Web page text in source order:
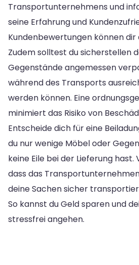
Transportunternehmens und
seine Erfahrung und
Kundenbewertungen können dir
Zudem solltest du sicherstellen
Gegenstände angemessen
während des Transports
werden können. Eine
minimiert das Risiko von
Entscheide dich für eine
du nur wenige Möbel oder
keine Eile bei der Lieferung hast.
dass das
deine Sachen sicher
So kannst du Geld sparen und
stressfrei angehen.